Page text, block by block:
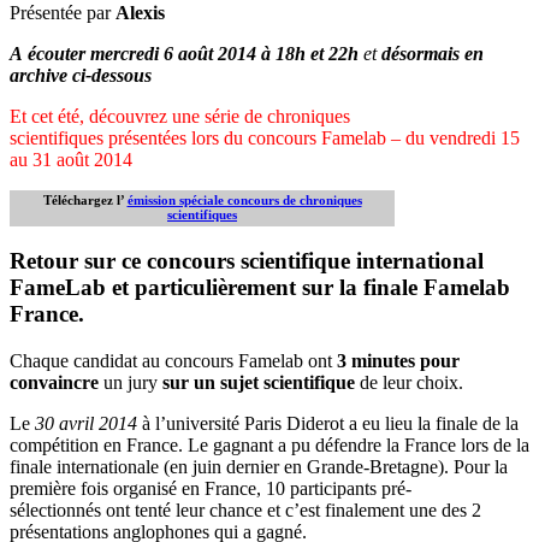
Présentée par Alexis
A écouter mercredi 6 août 2014 à 18h et 22h etdésormais en
archive ci-dessous
Et cet été, découvrez une série de chroniques
scientifiques présentées lors du concours Famelab – du vendredi 15
au 31 août 2014
Téléchargez l’ émission spéciale concours de chroniques
scientifiques
Retour sur ce concours scientifique international
FameLab et particulièrement sur la finale Famelab
France.
Chaque candidat au concours Famelab ont 3 minutes pour
convaincre un jury sur un sujet scientifique de leur choix.
Le 30 avril 2014 à l’université Paris Diderot a eu lieu la finale de la
compétition en France. Le gagnant a pu défendre la France lors de la
finale internationale (en juin dernier en Grande-Bretagne). Pour la
première fois organisé en France, 10 participants pré-
sélectionnés ont tenté leur chance et c’est finalement une des 2
présentations anglophones qui a gagné.